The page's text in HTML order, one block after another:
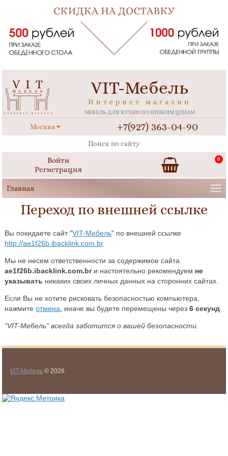
VIT-Мебель
Интернет магазин
МЕБЕЛЬ ДЛЯ КУХНИ ПО НИЗКИМ ЦЕНАМ
Москва +7(927) 363-04-90
Войти
Регистрация
0
Переход по внешней ссылке
Вы покидаете сайт "VIT-Мебель" по внешней ссылке
http://ae1f26b.ibacklink.com.br.
Мы не несем ответственности за содержимое сайта
ae1f26b.ibacklink.com.brи настоятельно рекомендуем не
указывать никаких своих личных данных на сторонних сайтах.
Если Вы не хотите рисковать безопасностью компьютера,
нажмитеотмена , иначе вы будете перемещены через5 секунд
"VIT-Мебель" всегда заботится о вашей безопасности.
VIT-Мебель © 2026